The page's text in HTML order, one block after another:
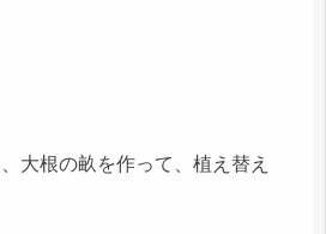
大根の畝を作って、植え替え